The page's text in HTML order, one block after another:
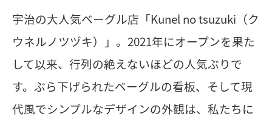
宇治の大人気ベーグル店「Kunel no tsuzuki（ク
ウネルノツヅキ）」。2021年にオープンを果た
して以来、行列の絶えないほどの人気ぶりで
す。ぶら下げられたベーグルの看板、そして現
代風でシンプルなデザインの外観は、私たちに